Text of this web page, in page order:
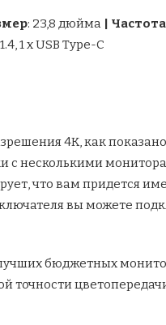
: 23,8 дюйма |
1 х USB Type-C
4K, как
с несколькими
что вам придется
вы можете
бюджетных
точности